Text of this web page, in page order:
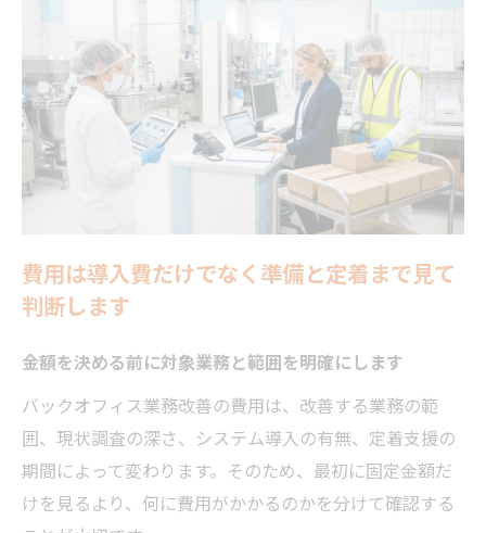
費用は導入費だけでなく準備と定着まで見て
判断します
金額を決める前に対象業務と範囲を明確にします
バックオフィス業務改善の費用は、改善する業務の範
囲、現状調査の深さ、システム導入の有無、定着支援の
期間によって変わります。そのため、最初に固定金額だ
けを見るより、何に費用がかかるのかを分けて確認する